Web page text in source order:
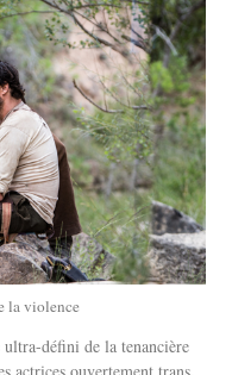
la violence
défini de la tenancière